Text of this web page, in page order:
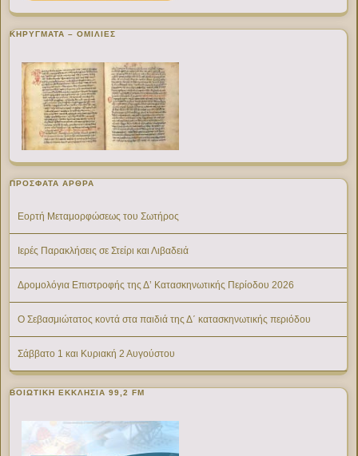
ΚΗΡΥΓΜΑΤΑ – ΟΜΙΛΙΕΣ
ΠΡΌΣΦΑΤΑ ΆΡΘΡΑ
Εορτή Μεταμορφώσεως του Σωτήρος
Ιερές Παρακλήσεις σε Στείρι και Λιβαδειά
Δρομολόγια Επιστροφής της Δ’ Κατασκηνωτικής Περίοδου 2026
Ο Σεβασμιώτατος κοντά στα παιδιά της Δ΄ κατασκηνωτικής περιόδου
Σάββατο 1 και Κυριακή 2 Αυγούστου
ΒΟΙΩΤΙΚΉ ΕΚΚΛΗΣΊΑ 99,2 FM